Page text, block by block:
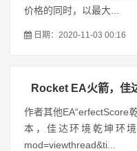
价格的同时，以最大...
日期：2020-11-03 00:16
Rocket EA火箭，佳
作者其他EA“erfectScore
本，佳达环境乾坤环境
mod=viewthread&ti...